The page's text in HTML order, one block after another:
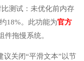
测试：未优化前内存
18%。此功能为官方
拖慢系统。
议关闭“平滑文本”以节